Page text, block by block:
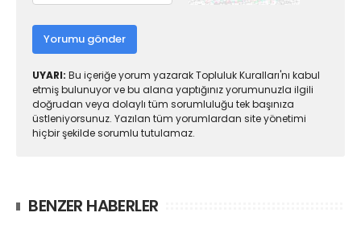
Yorumu gönder
UYARI: Bu içeriğe yorum yazarak Topluluk Kuralları'nı kabul
etmiş bulunuyor ve bu alana yaptığınız yorumunuzla ilgili
doğrudan veya dolaylı tüm sorumluluğu tek başınıza
üstleniyorsunuz. Yazılan tüm yorumlardan site yönetimi
hiçbir şekilde sorumlu tutulamaz.
BENZER HABERLER